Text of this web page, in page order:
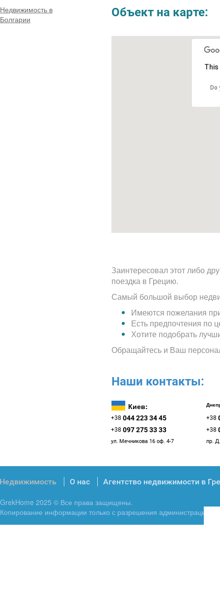
Недвижимость в
Болгарии
Объект на карте:
This
Заинтересовал этот либо
поездка в Грецию.
Самый большой выбор
Имеются пожелания
Есть предпочтения по
Хотите подобрать
Обращайтесь и Ваш
Наши контакты:
Киев:
+38 044 223 34 45 +38
+38 097 275 33 33 +38
ул. Мечникова 16 оф. 4-7 пр.
Недвижимость О нас Агентство недвижимости в
GrekHome 2025 © Все права защищены.
Копирование информации только с разрешения администрации.